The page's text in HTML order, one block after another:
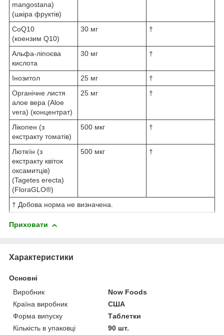
mangostana)
(шкіра фруктів)
CoQ10
(коензим Q10)
30 мг †
Альфа-ліпоєва
кислота
30 мг †
Інозитол 25 мг
†
Органічне листя
алое вера (Aloe
vera) (концентрат)
25 мг †
Лікопен (з
екстракту томатів)
500 мкг †
Лютеїн (з
екстракту квіток
оксамитців)
(Tagetes erecta)
(FloraGLO®)
500 мкг †
† Добова норма не визначена.
Приховати
Характеристики
Основні
Виробник
Now Foods
Країна виробник
США
Форма випуску
Таблетки
Кількість в упаковці
90 шт.